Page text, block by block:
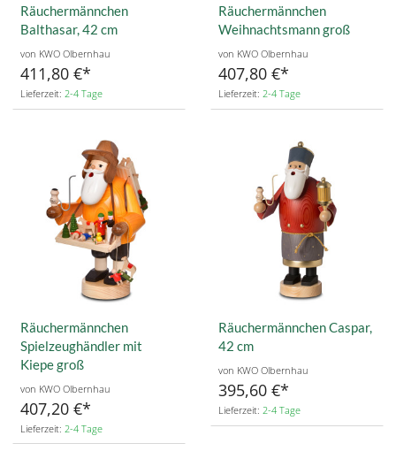
Räuchermännchen
Balthasar, 42 cm
von KWO Olbernhau
411,80 €
Lieferzeit: 2-4 Tage
Räuchermännchen
Weihnachtsmann groß
von KWO Olbernhau
407,80 €
Lieferzeit: 2-4 Tage
Räuchermännchen
Spielzeughändler mit
Kiepe groß
von KWO Olbernhau
407,20 €
Lieferzeit: 2-4 Tage
Räuchermännchen Caspar,
42 cm
von KWO Olbernhau
395,60 €
Lieferzeit: 2-4 Tage